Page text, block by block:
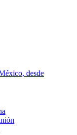
desde